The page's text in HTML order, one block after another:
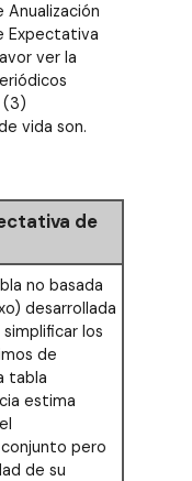
Expectativa
ver la
(3)
vida son.
de
no basada
desarrollada
simplificar los
de
tabla
estima
pero
de su